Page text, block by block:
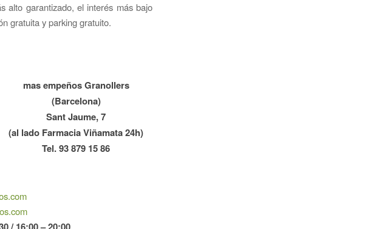
alto garantizado, el interés más bajo
gratuita y parking gratuito.
mas empeños Granollers
(Barcelona)
Sant Jaume, 7
(al lado Farmacia Viñamata 24h)
Tel. 93 879 15 86